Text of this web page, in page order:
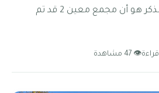
البحيرات، ومن الجدير بالذكر هو أن مجمع معين 2 قد تم
👁 47 مشاهدة